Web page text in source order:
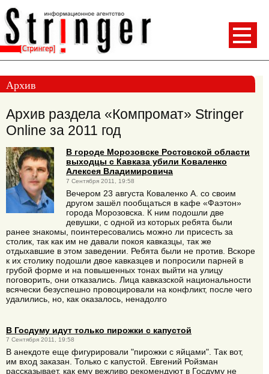
Архив
Архив раздела «Компромат» Stringer
Online за 2011 год
В городе Морозовске Ростовской области
выходцы с Кавказа убили Коваленко
Алексея Владимировича
7 Сентября 2011, 19:58
Вечером 23 августа Коваленко А. со своим
другом зашёл пообщаться в кафе «Фаэтон»
города Морозовска. К ним подошли две
девушки, с одной из которых ребята были
ранее знакомы, поинтересовались можно ли присесть за
столик, так как им не давали покоя кавказцы, так же
отдыхавшие в этом заведении. Ребята были не против. Вскоре
к их столику подошли двое кавказцев и попросили парней в
грубой форме и на повышенных тонах выйти на улицу
поговорить, они отказались. Лица кавказской национальности
всячески безуспешно провоцировали на конфликт, после чего
удалились, но, как оказалось, ненадолго
В Госдуму идут только пирожки с капустой
7 Сентября 2011, 19:58
В анекдоте еще фигурировали "пирожки с яйцами". Так вот,
им вход заказан. Только с капустой. Евгений Ройзман
рассказывает, как ему вежливо рекомендуют в Госдуму не